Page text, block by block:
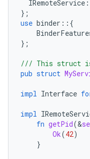
IRemoteService
};
use binder ::{
};
/// This struct is
pub struct
impl Interface
impl
fn getPid(&
Ok(42)
}